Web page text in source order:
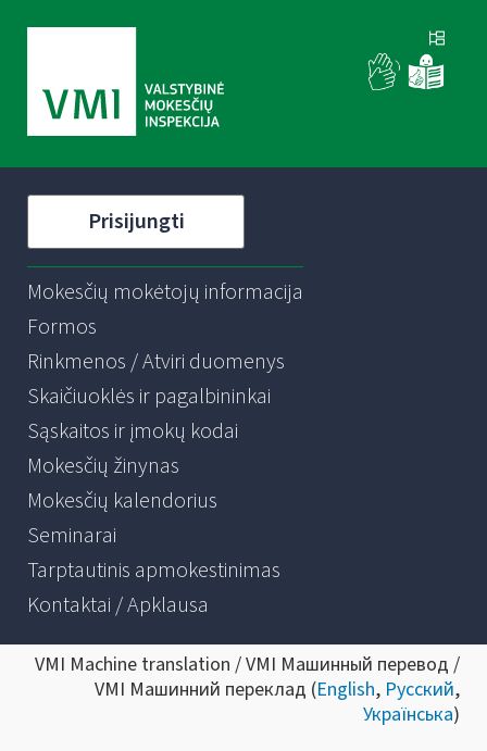
Prisijungti
Mokesčių mokėtojų informacija
Formos
Rinkmenos / Atviri duomenys
Skaičiuoklės ir pagalbininkai
Sąskaitos ir įmokų kodai
Mokesčių žinynas
Mokesčių kalendorius
Seminarai
Tarptautinis apmokestinimas
Kontaktai / Apklausa
VMI Machine translation / VMI Машинный перевод /
VMI Машинний переклад (English, Русский,
Українська)